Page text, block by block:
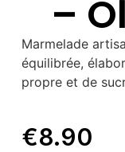
–
Marmelade
équilibrée,
propre et de
€8.90